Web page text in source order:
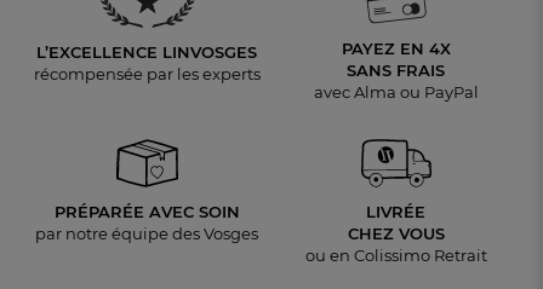
L’EXCELLENCE LINVOSGES
récompensée par les experts
PAYEZ EN 4X
SANS FRAIS
avec Alma ou PayPal
PRÉPARÉE AVEC SOIN
par notre équipe des Vosges
LIVRÉE
CHEZ VOUS
ou en Colissimo Retrait